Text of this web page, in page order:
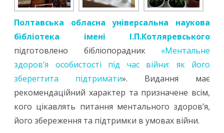
Полтавська обласна універсальна наукова
бібліотека імені І.П.Котляревського
підготовлено бібліопорадник «Ментальне
здоров’я особистості під час війни: як його
зберегтита підтримати». Видання має
рекомендаційний характер та призначене всім,
кого цікавлять питання ментального здоров’я,
його збереження та підтримки в умовах війни.